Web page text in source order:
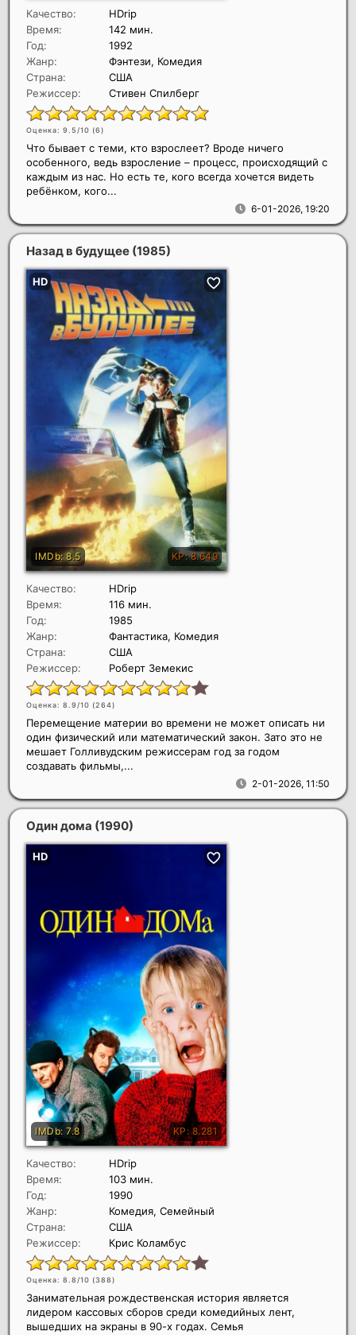
Качество:
HDrip
Время:
142 мин.
Год:
1992
Жанр:
Фэнтези, Комедия
Страна:
США
Режиссер:
Стивен Спилберг
Оценка: 9.5/10 (6)
6-01-2026, 19:20
Что бывает с теми, кто взрослеет? Вроде ничего
особенного, ведь взросление – процесс, происходящий с
каждым из нас. Но есть те, кого всегда хочется видеть
ребёнком, кого...
Назад в будущее (1985)
Качество:
HDrip
Время:
116 мин.
Год:
1985
Жанр:
Фантастика, Комедия
Страна:
США
Режиссер:
Роберт Земекис
Оценка: 8.9/10 (264)
2-01-2026, 11:50
Перемещение материи во времени не может описать ни
один физический или математический закон. Зато это не
мешает Голливудским режиссерам год за годом
создавать фильмы,...
Один дома (1990)
Качество:
HDrip
Время:
103 мин.
Год:
1990
Жанр:
Комедия, Семейный
Страна:
США
Режиссер:
Крис Коламбус
Оценка: 8.8/10 (388)
Занимательная рождественская история является
лидером кассовых сборов среди комедийных лент,
вышедших на экраны в 90-х годах. Семья